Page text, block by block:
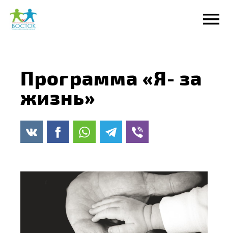
Перейти
содержанию
Программа «Я- за
жизнь»